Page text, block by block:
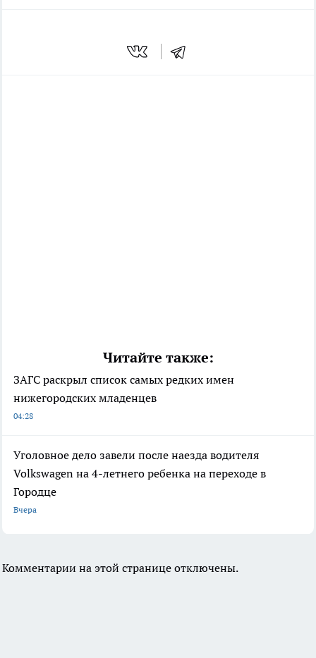
Читайте также:
ЗАГС раскрыл список самых редких имен
нижегородских младенцев
04:28
Уголовное дело завели после наезда водителя
Volkswagen на 4-летнего ребенка на переходе в
Городце
Вчера
Комментарии на этой странице отключены.